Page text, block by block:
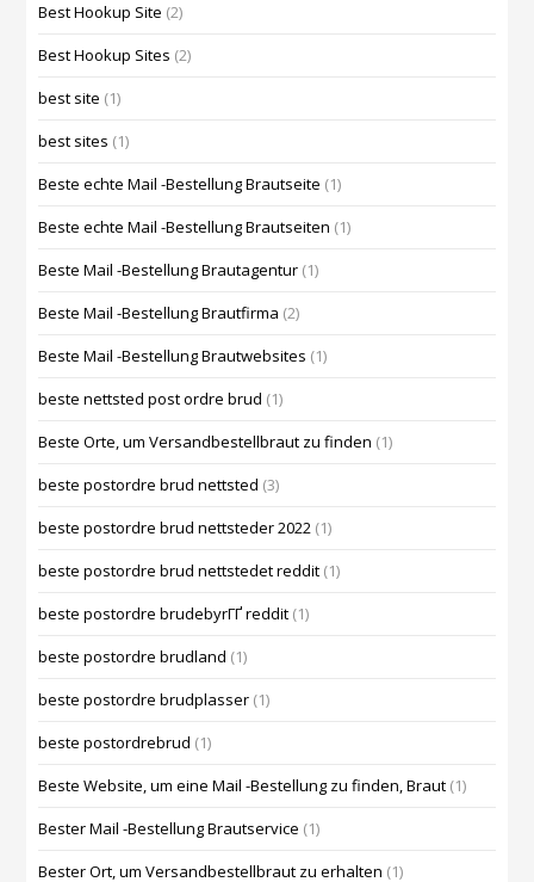
Best Hookup Site (2)
Best Hookup Sites (2)
best site (1)
best sites (1)
Beste echte Mail -Bestellung Brautseite (1)
Beste echte Mail -Bestellung Brautseiten (1)
Beste Mail -Bestellung Brautagentur (1)
Beste Mail -Bestellung Brautfirma (2)
Beste Mail -Bestellung Brautwebsites (1)
beste nettsted post ordre brud (1)
Beste Orte, um Versandbestellbraut zu finden (1)
beste postordre brud nettsted (3)
beste postordre brud nettsteder 2022 (1)
beste postordre brud nettstedet reddit (1)
beste postordre brudebyrГҐ reddit (1)
beste postordre brudland (1)
beste postordre brudplasser (1)
beste postordrebrud (1)
Beste Website, um eine Mail -Bestellung zu finden, Braut (1)
Bester Mail -Bestellung Brautservice (1)
Bester Ort, um Versandbestellbraut zu erhalten (1)